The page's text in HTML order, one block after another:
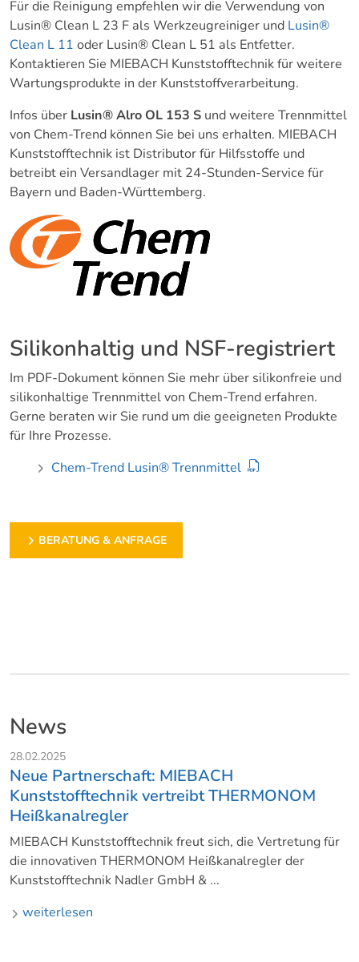
Für die Reinigung empfehlen wir die Verwendung von
Lusin® Clean L 23 F als Werkzeugreiniger und Lusin®
Clean L 11 oder Lusin® Clean L 51 als Entfetter.
Kontaktieren Sie MIEBACH Kunststofftechnik für weitere
Wartungsprodukte in der Kunststoffverarbeitung.
Infos über Lusin® Alro OL 153 S und weitere Trennmittel
von Chem-Trend können Sie bei uns erhalten. MIEBACH
Kunststofftechnik ist Distributor für Hilfsstoffe und
betreibt ein Versandlager mit 24-Stunden-Service für
Bayern und Baden-Württemberg.
Silikonhaltig und NSF-registriert
Im PDF-Dokument können Sie mehr über silikonfreie und
silikonhaltige Trennmittel von Chem-Trend erfahren.
Gerne beraten wir Sie rund um die geeigneten Produkte
für Ihre Prozesse.
Chem-Trend Lusin® Trennmittel
BERATUNG & ANFRAGE
News
28.02.2025
Neue Partnerschaft: MIEBACH
Kunststofftechnik vertreibt THERMONOM
Heißkanalregler
MIEBACH Kunststofftechnik freut sich, die Vertretung für
die innovativen THERMONOM Heißkanalregler der
Kunststofftechnik Nadler GmbH & ...
weiterlesen